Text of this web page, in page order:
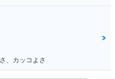
、カッコよさ